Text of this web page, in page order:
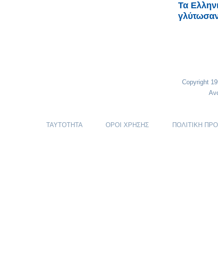
Τα
Copyright
ΤΑΥΤΟΤΗΤΑ ΟΡΟΙ ΧΡΗΣΗΣ ΠΟΛΙΤΙΚΗ